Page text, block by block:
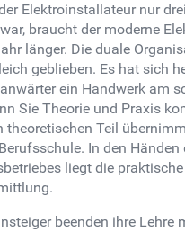
Elektroinstallateur nur
braucht der moderne
länger. Die duale
geblieben. Es hat sich
ein Handwerk am
Sie Theorie und Praxis
theoretischen Teil
In den Händen
liegt die praktische
beenden ihre Lehre